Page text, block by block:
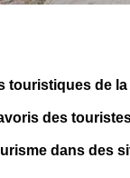
touristiques de
des
dans des